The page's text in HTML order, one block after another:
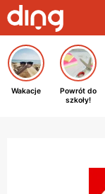
Wakacje
Powrót do
szkoły!